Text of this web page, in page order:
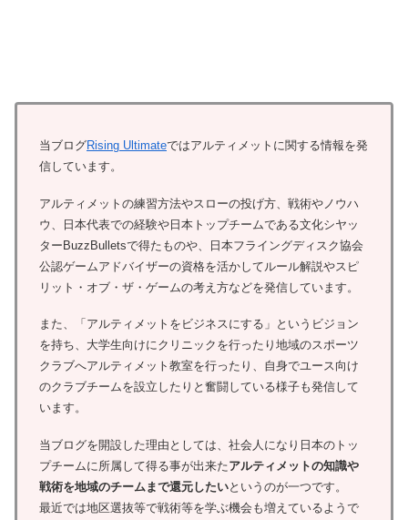
当ブログRising Ultimateではアルティメットに関する情報を発
信しています。
アルティメットの練習方法やスローの投げ方、戦術やノウハ
ウ、日本代表での経験や日本トップチームである文化シヤッ
ターBuzzBulletsで得たものや、日本フライングディスク協会
公認ゲームアドバイザーの資格を活かしてルール解説やスピ
リット・オブ・ザ・ゲームの考え方などを発信しています。
また、「アルティメットをビジネスにする」というビジョン
を持ち、大学生向けにクリニックを行ったり地域のスポーツ
クラブへアルティメット教室を行ったり、自身でユース向け
のクラブチームを設立したりと奮闘している様子も発信して
います。
当ブログを開設した理由としては、社会人になり日本のトッ
プチームに所属して得る事が出来たアルティメットの知識や
戦術を地域のチームまで還元したいというのが一つです。
最近では地区選抜等で戦術等を学ぶ機会も増えているようで